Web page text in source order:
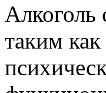
Алкоголь
таким